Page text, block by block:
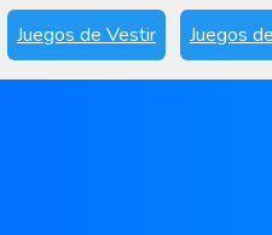
Juegos de Vestir Juegos